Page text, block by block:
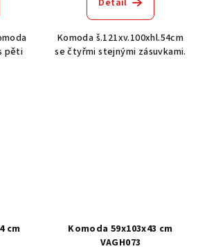
pěti
Detail
Komoda š.121xv.100xhl.54cm
se čtyřmi stejnými zásuvkami.
cm
Komoda 59x103x43 cm
VAGH073